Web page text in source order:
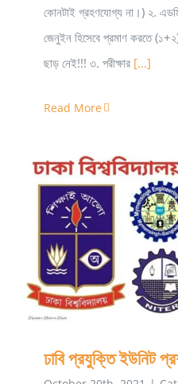
কোনটাই গ্রহণযোগ্য না।) ২.
জেনুইন হিসেবে প্রমাণ করতে
ছাড় নেই!!! ৩. পরীক্ষার [...]
Read More
ঢাবি প্রযুক্তি
ঢাবি প্রযুক্তি ইউনিট